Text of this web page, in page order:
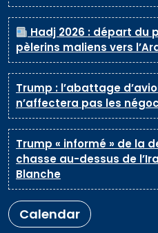
Hadj 2026 : départ du
pèlerins maliens vers
Trump : l’abattage
n’affectera pas les
Trump « informé » de la
chasse au-dessus de
Blanche
Calendar